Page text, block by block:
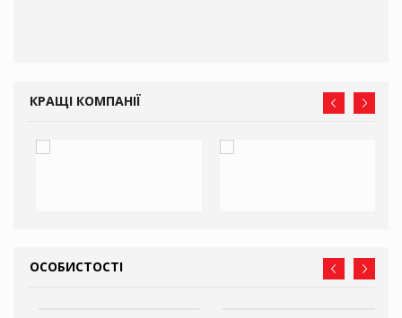
КРАЩІ КОМПАНІЇ
ОСОБИСТОСТІ